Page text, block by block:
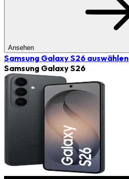
Ansehen
Samsung Galaxy S26 auswählen
Samsung Galaxy S26